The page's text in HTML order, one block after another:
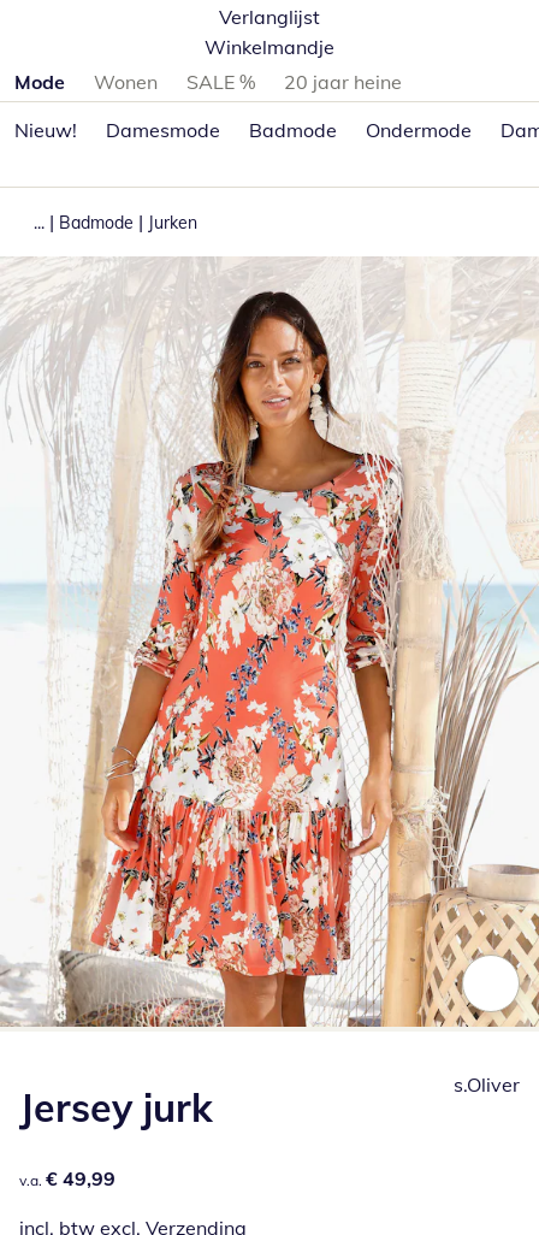
Verlanglijst
Winkelmandje
Productcategorieën overslaan
Mode Wonen SALE %
20 jaar heine
Nieuw!
Damesmode Badmode Ondermode
... | Badmode | Jurken
Jersey jurk
€ 49,99
v.a. € 49,99
incl. btw excl. Verzending
s.Oliver